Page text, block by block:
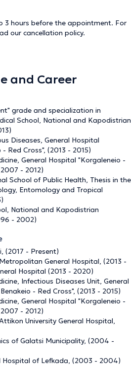
3 hours before the appointment. For
our cancellation policy.
and Career
grade and specialization in
School, National and Kapodistrian
Diseases, General Hospital
Red Cross", (2013 - 2015)
General Hospital "Korgaleneio -
- 2012)
School of Public Health, Thesis in the
Entomology and Tropical
National and Kapodistrian
- 2002)
(2017 - Present)
General Hospital, (2013 -
Hospital (2013 - 2020)
Infectious Diseases Unit, General
- Red Cross", (2013 - 2015)
General Hospital "Korgaleneio -
- 2012)
University General Hospital,
of Galatsi Municipality, (2004 -
Hospital of Lefkada, (2003 - 2004)